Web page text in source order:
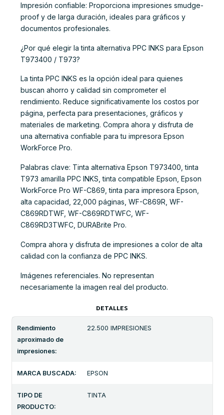
Impresión confiable: Proporciona impresiones smudge-
proof y de larga duración, ideales para gráficos y
documentos profesionales.
¿Por qué elegir la tinta alternativa PPC INKS para Epson
T973400 / T973?
La tinta PPC INKS es la opción ideal para quienes
buscan ahorro y calidad sin comprometer el
rendimiento. Reduce significativamente los costos por
página, perfecta para presentaciones, gráficos y
materiales de marketing. Compra ahora y disfruta de
una alternativa confiable para tu impresora Epson
WorkForce Pro.
Palabras clave: Tinta alternativa Epson T973400, tinta
T973 amarilla PPC INKS, tinta compatible Epson, Epson
WorkForce Pro WF-C869, tinta para impresora Epson,
alta capacidad, 22,000 páginas, WF-C869R, WF-
C869RDTWF, WF-C869RDTWFC, WF-
C869RD3TWFC, DURABrite Pro.
Compra ahora y disfruta de impresiones a color de alta
calidad con la confianza de PPC INKS.
Imágenes referenciales. No representan
necesariamente la imagen real del producto.
DETALLES
Rendimiento
aproximado de
impresiones:
22.500 IMPRESIONES
MARCA BUSCADA: EPSON
TIPO DE
PRODUCTO:
TINTA